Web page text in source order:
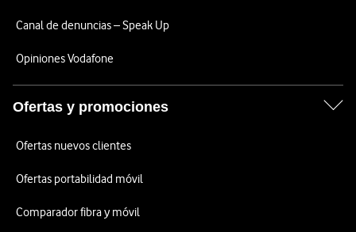
Canal de denuncias – Speak Up
Opiniones Vodafone
Ofertas y promociones
Ofertas nuevos clientes
Ofertas portabilidad móvil
Comparador fibra y móvil